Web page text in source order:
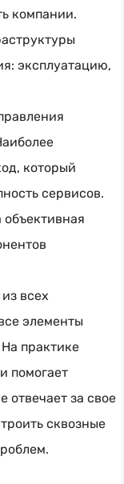
компании.
эксплуатацию,
который
сервисов.
всех
элементы
практике
помогает
отвечает за свое
сквозные